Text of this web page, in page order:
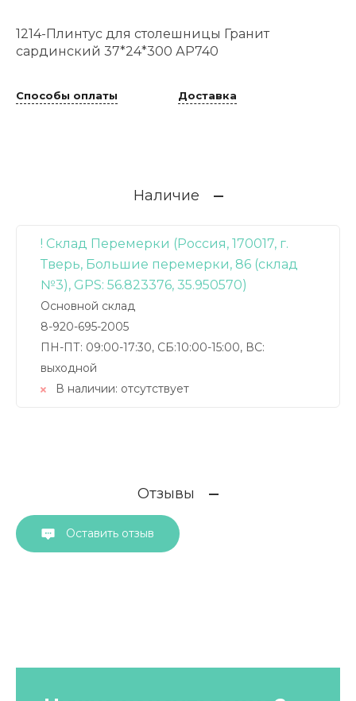
1214-Плинтус для столешницы Гранит
сардинский 37*24*300 АР740
Способы оплаты Доставка
Наличие
! Склад Перемерки (Россия, 170017, г.
Тверь, Большие перемерки, 86 (склад
№3), GPS: 56.823376, 35.950570)
Основной склад
8-920-695-2005
ПН-ПТ: 09:00-17:30, СБ:10:00-15:00, ВС:
выходной
В наличии: отсутствует
Отзывы
Оставить отзыв